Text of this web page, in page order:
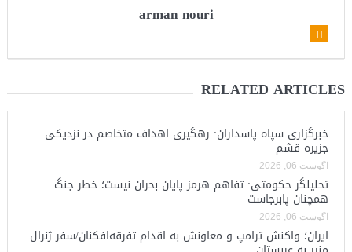
arman nouri
RELATED ARTICLES
خبرگزاری سپاه پاسداران: رهگیری اهداف متخاصم در نزدیکی
جزیره قشم
آگوست 06, 2026
تحلیلگر حکومتی: تفاهم هرمز پایان بحران نیست؛ خطر جنگ
همچنان پابرجاست
آگوست 06, 2026
ایران؛ واکنش ترامپ و معاونش به اقدام تفرقه‌افکنان/سفر ژنرال